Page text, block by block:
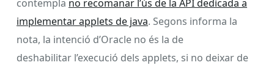
contempla no recomanar l’ús de la API dedicada a
implementar applets de java. Segons informa la
nota, la intenció d’Oracle no és la de
deshabilitar l’execució dels applets, si no deixar de